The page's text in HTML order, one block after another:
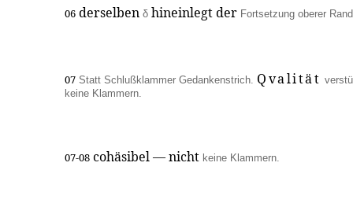
06 derselben δ hineinlegt der Fortsetzung oberer
07 Statt Schlußklammer Gedankenstrich. Qvalität
keine Klammern.
07-08 cohäsibel — nicht keine Klammern.